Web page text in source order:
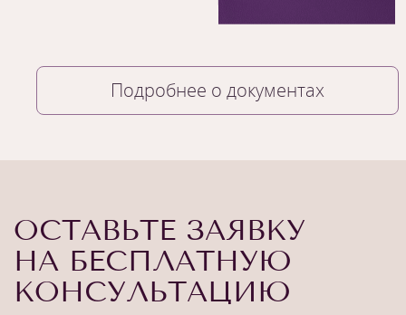
14
Подробнее о документах
ОСТАВЬТЕ ЗАЯВКУ
НА БЕСПЛАТНУЮ
КОНСУЛЬТАЦИЮ